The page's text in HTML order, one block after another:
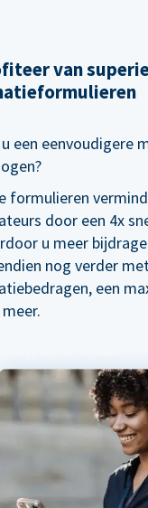
van
een eenvoudigere
formulieren
door een 4x
u meer
nog verder
een